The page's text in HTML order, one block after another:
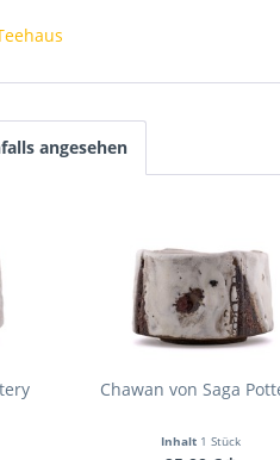
angesehen
Chawan von Saga
Inhalt 1 Stück